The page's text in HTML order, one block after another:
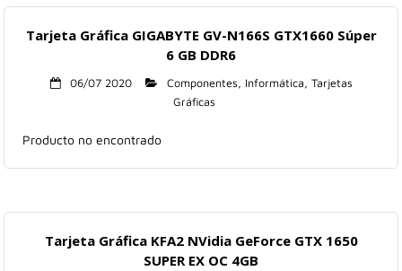
Tarjeta Gráfica GIGABYTE GV-N166S GTX1660 Súper
6 GB DDR6
06/07 2020 Componentes, Informática, Tarjetas
Gráficas
Producto no encontrado
Tarjeta Gráfica KFA2 NVidia GeForce GTX 1650
SUPER EX OC 4GB